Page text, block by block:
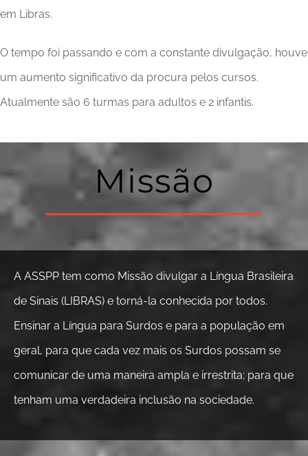
em Libras.
O tempo foi passando e com a constante divulgação, houve
um aumento significativo da procura pelos cursos.
Atualmente são 6 turmas para adultos e 2 infantis.
Missão
A ASSPP tem como Missão divulgar a Língua Brasileira
de Sinais (LIBRAS) e torná-la conhecida por todos.
Ensinar a Língua para Surdos e para a população em
geral, para que cada vez mais os Surdos possam se
comunicar de uma maneira ampla e irrestrita; para que
tenham uma verdadeira inclusão na sociedade.